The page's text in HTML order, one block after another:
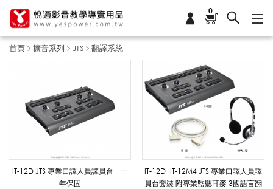
0
首頁 擴音系列 JTS 翻譯系統
譯
系
IT-12D JTS 專業口譯人員譯員台 一
年保固
IT-12D+IT-12M4 JTS 專業口譯人員譯
員台套裝 附專業監聽耳麥 3國語言翻